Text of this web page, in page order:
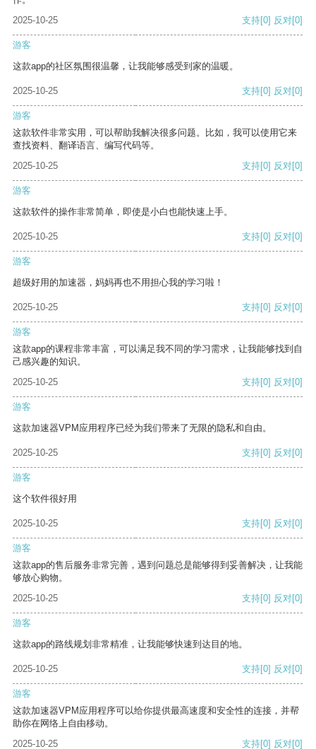
2025-10-25
支持[0] 反对[0]
游客
这款app的社区氛围很温馨，让我能够感受到家的温暖。
2025-10-25 支持[0] 反对[0]
游客
这款软件非常实用，可以帮助我解决很多问题。比如，我可以使用它来
查找资料、翻译语言、编写代码等。
2025-10-25
支持[0] 反对[0]
游客
这款软件的操作非常简单，即使是小白也能快速上手。
2025-10-25 支持[0] 反对[0]
游客
超级好用的加速器，妈妈再也不用担心我的学习啦！
2025-10-25 支持[0] 反对[0]
游客
这款app的课程非常丰富，可以满足我不同的学习需求，让我能够找到自
己感兴趣的知识。
2025-10-25
支持[0] 反对[0]
游客
这款加速器VPM应用程序已经为我们带来了无限的隐私和自由。
2025-10-25 支持[0] 反对[0]
游客
这个软件很好用
2025-10-25 支持[0] 反对[0]
游客
这款app的售后服务非常完善，遇到问题总是能够得到妥善解决，让我能
够放心购物。
2025-10-25
支持[0] 反对[0]
游客
这款app的路线规划非常精准，让我能够快速到达目的地。
2025-10-25 支持[0] 反对[0]
游客
这款加速器VPM应用程序可以给你提供最高速度和安全性的连接，并帮
助你在网络上自由移动。
2025-10-25
支持[0] 反对[0]